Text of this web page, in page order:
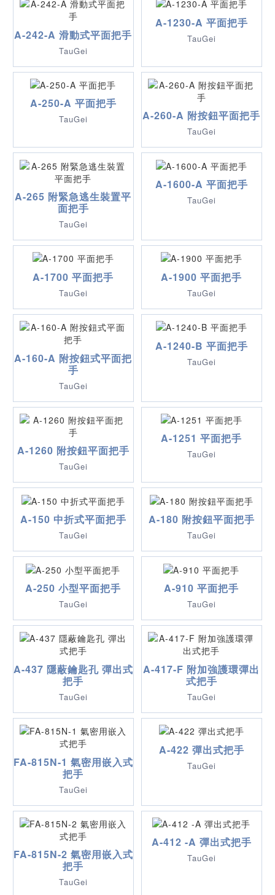
A-242-A 滑動式平面把手
TauGei
A-1230-A 平面把手
TauGei
A-250-A 平面把手
TauGei A-260-A 附按鈕平面把手
TauGei
A-265 附緊急逃生裝置平
面把手
TauGei
A-1600-A 平面把手
TauGei
A-1700 平面把手
TauGei
A-1900 平面把手
TauGei
A-160-A 附按鈕式平面把
手
TauGei
A-1240-B 平面把手
TauGei
A-1260 附按鈕平面把手
TauGei
A-1251 平面把手
TauGei
A-150 中折式平面把手
TauGei
A-180 附按鈕平面把手
TauGei
A-250 小型平面把手
TauGei
A-910 平面把手
TauGei
A-437 隱蔽鑰匙孔 彈出式
把手
TauGei
A-417-F 附加強護環彈出
式把手
TauGei
FA-815N-1 氣密用嵌入式
把手
TauGei
A-422 彈出式把手
TauGei
FA-815N-2 氣密用嵌入式
把手
TauGei
A-412 -A 彈出式把手
TauGei